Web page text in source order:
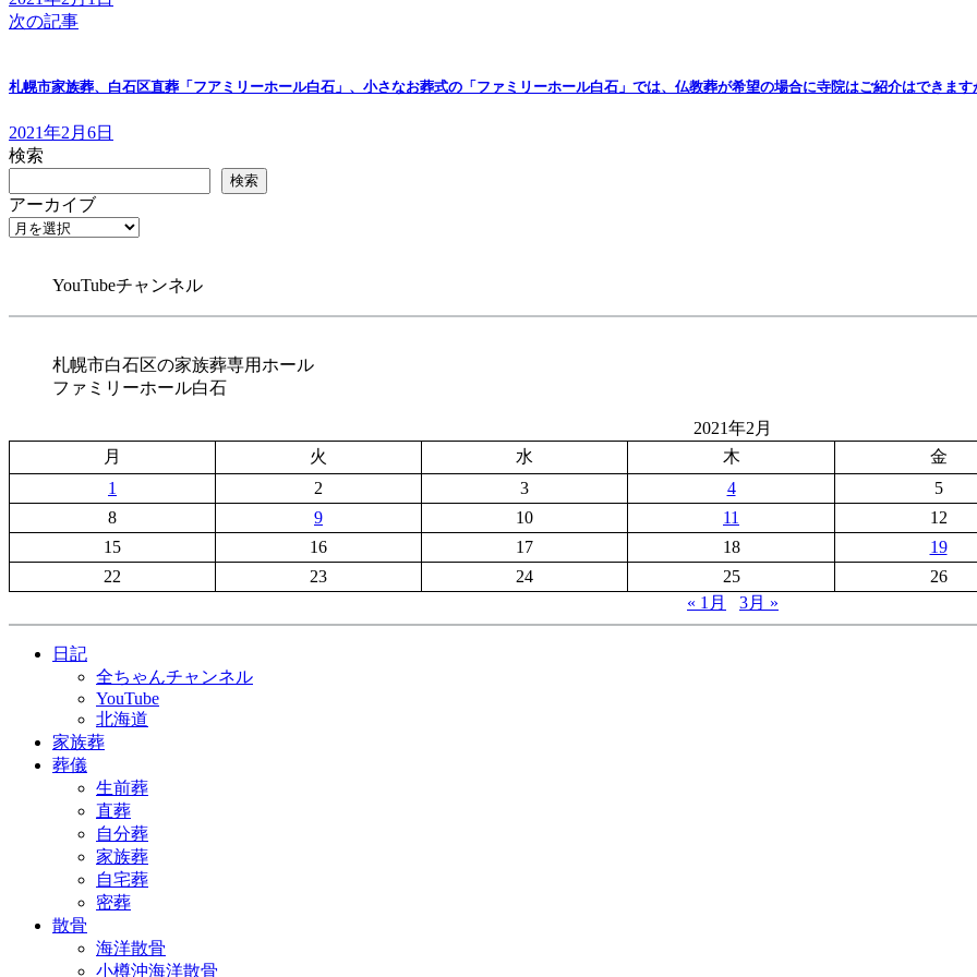
次の記事
札幌市家族葬、白石区直葬「フアミリーホール白石」、小さなお葬式の「ファミリーホール白石」では、仏教葬が希望の場合に寺院はご紹介はできます
2021年2月6日
検索
検索
アーカイブ
YouTubeチャンネル
札幌市白石区の家族葬専用ホール
ファミリーホール白石
2021年2月
月
火 水 木 金
1
2 3 4 5
8
9 10 11 12
15
16 17 18 19
22
23 24 25 26
« 1月
3月 »
日記
全ちゃんチャンネル
YouTube
北海道
家族葬
葬儀
生前葬
直葬
自分葬
家族葬
自宅葬
密葬
散骨
海洋散骨
小樽沖海洋散骨